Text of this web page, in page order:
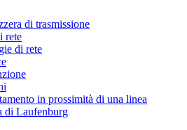
di trasmissione
rete
di rete
in prossimità di una linea
di Laufenburg